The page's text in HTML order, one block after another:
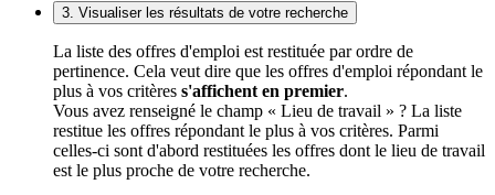
3. Visualiser les résultats de votre recherche
La liste des offres d'emploi est restituée par ordre de
pertinence. Cela veut dire que les offres d'emploi répondant le
plus à vos critères s'affichent en premier.
Vous avez renseigné le champ « Lieu de travail » ? La liste
restitue les offres répondant le plus à vos critères. Parmi
celles-ci sont d'abord restituées les offres dont le lieu de travail
est le plus proche de votre recherche.